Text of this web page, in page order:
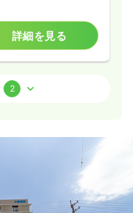
詳細を見る
2